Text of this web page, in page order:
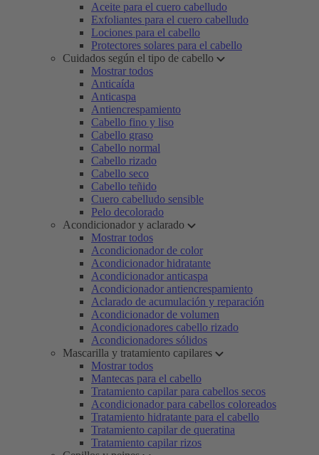
Aceite para el cuero cabelludo
Exfoliantes para el cuero cabelludo
Lociones para el cabello
Protectores solares para el cabello
Cuidados según el tipo de cabello
Mostrar todos
Anticaída
Anticaspa
Antiencrespamiento
Cabello fino y liso
Cabello graso
Cabello normal
Cabello rizado
Cabello seco
Cabello teñido
Cuero cabelludo sensible
Pelo decolorado
Acondicionador y aclarado
Mostrar todos
Acondicionador de color
Acondicionador hidratante
Acondicionador anticaspa
Acondicionador antiencrespamiento
Aclarado de acumulación y reparación
Acondicionador de volumen
Acondicionadores cabello rizado
Acondicionadores sólidos
Mascarilla y tratamiento capilares
Mostrar todos
Mantecas para el cabello
Tratamiento capilar para cabellos secos
Acondicionador para cabellos coloreados
Tratamiento hidratante para el cabello
Tratamiento capilar de queratina
Tratamiento capilar rizos